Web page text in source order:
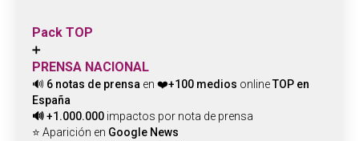
Pack TOP
➕
PRENSA NACIONAL
🔊 6 notas de prensa en ❤️+100 medios onlineTOP en
España
🔊+1.000.000 impactos por nota de prensa
⭐ Aparición en Google News